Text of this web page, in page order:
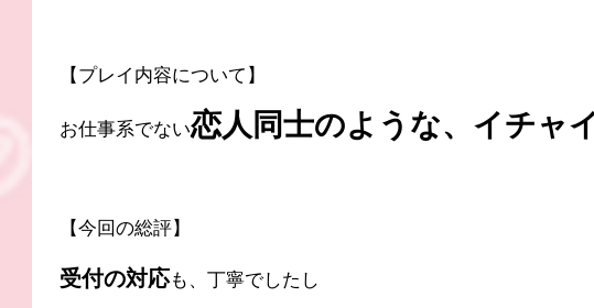
【プレイ内容について】
お仕事系でない恋人同士のような、イチャ
【今回の総評】
受付の対応も、丁寧でしたし